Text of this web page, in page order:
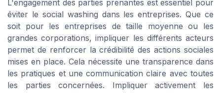
L'engagement des parties prenantes est essentiel pour
éviter le social washing dans les entreprises. Que ce
soit pour les entreprises de taille moyenne ou les
grandes corporations, impliquer les différents acteurs
permet de renforcer la crédibilité des actions sociales
mises en place. Cela nécessite une transparence dans
les pratiques et une communication claire avec toutes
les parties concernées. Impliquer activement les